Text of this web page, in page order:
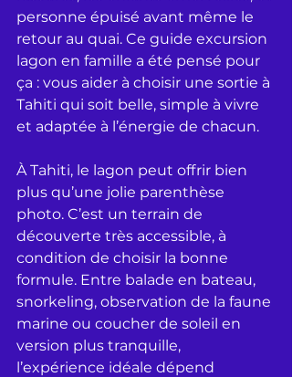
personne épuisé avant même le
retour au quai. Ce guide excursion
lagon en famille a été pensé pour
ça : vous aider à choisir une sortie à
Tahiti qui soit belle, simple à vivre
et adaptée à l’énergie de chacun.
À Tahiti, le lagon peut offrir bien
plus qu’une jolie parenthèse
photo. C’est un terrain de
découverte très accessible, à
condition de choisir la bonne
formule. Entre balade en bateau,
snorkeling, observation de la faune
marine ou coucher de soleil en
version plus tranquille,
l’expérience idéale dépend